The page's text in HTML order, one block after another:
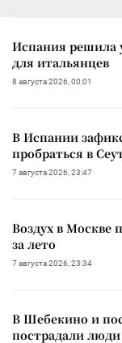
Испания решила
для итальянцев
8 августа 2026, 00:01
В Испании
пробраться в
7 августа 2026, 23:47
Воздух в Москве
за лето
7 августа 2026, 23:34
В Шебекино и
пострадали люди